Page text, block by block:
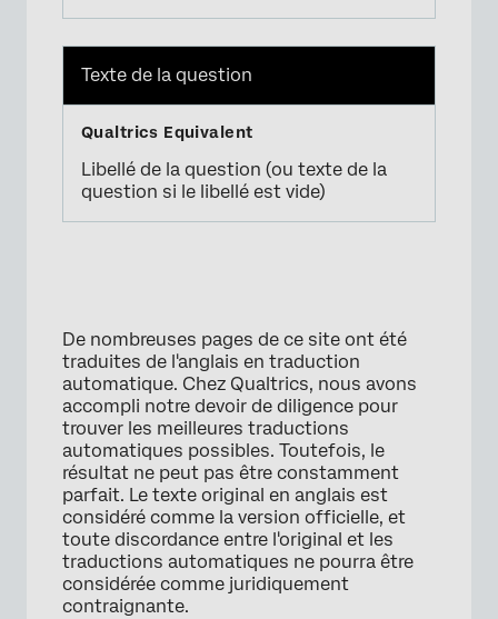
Texte de la question
Libellé de la question (ou texte de la
question si le libellé est vide)
De nombreuses pages de ce site ont été
traduites de l'anglais en traduction
automatique. Chez Qualtrics, nous avons
accompli notre devoir de diligence pour
trouver les meilleures traductions
automatiques possibles. Toutefois, le
résultat ne peut pas être constamment
parfait. Le texte original en anglais est
considéré comme la version officielle, et
toute discordance entre l'original et les
traductions automatiques ne pourra être
considérée comme juridiquement
contraignante.